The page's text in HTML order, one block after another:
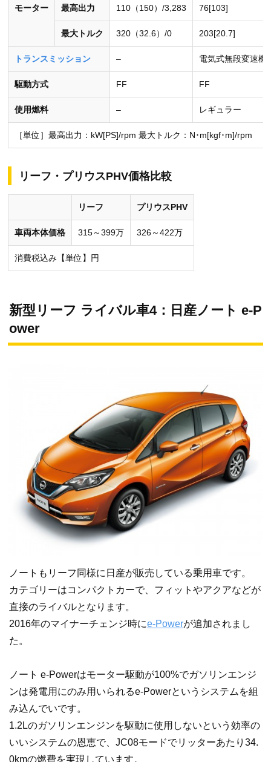
モーター 最高出力 110（150）/3,283 76[103]
最大トルク 320（32.6）/0 203[20.7]
トランスミッション – 電気式無段変速機
駆動方式 FF FF
使用燃料 – レギュラー
［単位］最高出力：kW[PS]/rpm 最大トルク：N･m[kgf･m]/rpm
リーフ・プリウスPHV価格比較
リーフ プリウスPHV
車両本体価格 315～399万 326～422万
消費税込み【単位】円
新型リーフ ライバル車4：日産ノート e-P
ower
ノートもリーフ同様に日産が販売している乗用車です。
カテゴリーはコンパクトカーで、フィットやアクアなどが
直接のライバルとなります。
2016年のマイナーチェンジ時にe-Powerが追加されまし
た。
ノート e-Powerはモーター駆動が100%でガソリンエンジ
ンは発電用にのみ用いられるe-Powerというシステムを組
み込んでいです。
1.2Lのガソリンエンジンを駆動に使用しないという効率の
いいシステムの恩恵で、JC08モードでリッターあたり34.
0kmの燃費を実現しています。